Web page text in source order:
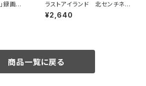
録画視
ラストアイランド 北センチネル
島 なぜ外界との接触を拒み続
けるのか
¥2,640
商品一覧に戻る